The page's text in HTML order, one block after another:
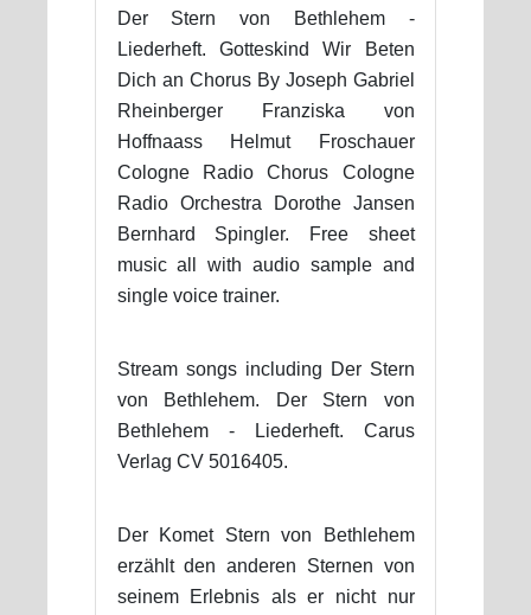
Der Stern von Bethlehem -
Liederheft. Gotteskind Wir Beten
Dich an Chorus By Joseph Gabriel
Rheinberger Franziska von
Hoffnaass Helmut Froschauer
Cologne Radio Chorus Cologne
Radio Orchestra Dorothe Jansen
Bernhard Spingler. Free sheet
music all with audio sample and
single voice trainer.
Stream songs including Der Stern
von Bethlehem. Der Stern von
Bethlehem - Liederheft. Carus
Verlag CV 5016405.
Der Komet Stern von Bethlehem
erzählt den anderen Sternen von
seinem Erlebnis als er nicht nur